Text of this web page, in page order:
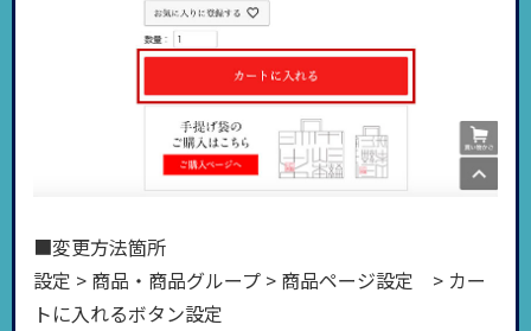
■変更方法箇所
設定 > 商品・商品グループ > 商品ページ設定 > カー
トに入れるボタン設定